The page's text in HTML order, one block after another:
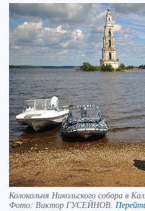
Колокольня Никольского собора в
Фото: Виктор ГУСЕЙНОВ.